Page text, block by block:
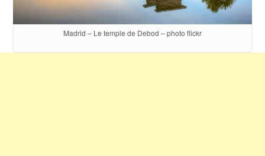
Madrid – Le temple de Debod – photo flickr